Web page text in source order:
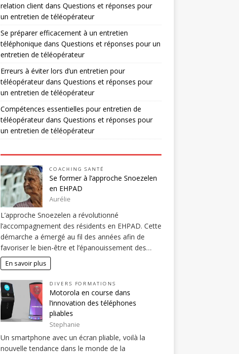
relation clientdans Questions et réponses pour
un entretien de téléopérateur
Se préparer efficacement à un entretien
téléphonique dans Questions et réponses pour un
entretien de téléopérateur
Erreurs à éviter lors d’un entretien pour
téléopérateurdans Questions et réponses pour
un entretien de téléopérateur
Compétences essentielles pour entretien de
téléopérateurdans Questions et réponses pour
un entretien de téléopérateur
COACHING SANTÉ
Se former à l’approche Snoezelen
en EHPAD
Aurélie
L’approche Snoezelen a révolutionné
l’accompagnement des résidents en EHPAD. Cette
démarche a émergé au fil des années afin de
favoriser le bien-être et l’épanouissement des…
En savoir plus
DIVERS FORMATIONS
Motorola en course dans
l’innovation des téléphones
pliables
Stephanie
Un smartphone avec un écran pliable, voilà la
nouvelle tendance dans le monde de la